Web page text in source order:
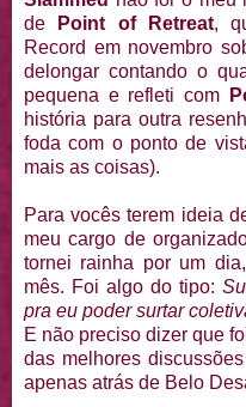
de
Point of Retreat,
Record em novembro
delongar contando o
pequena e refleti com
história para outra
foda com o ponto de
mais as coisas).
Para vocês terem ideia
meu cargo de
tornei rainha por um
mês. Foi algo do tipo:
pra eu poder surtar
E não preciso dizer que
das melhores
apenas atrás de Belo